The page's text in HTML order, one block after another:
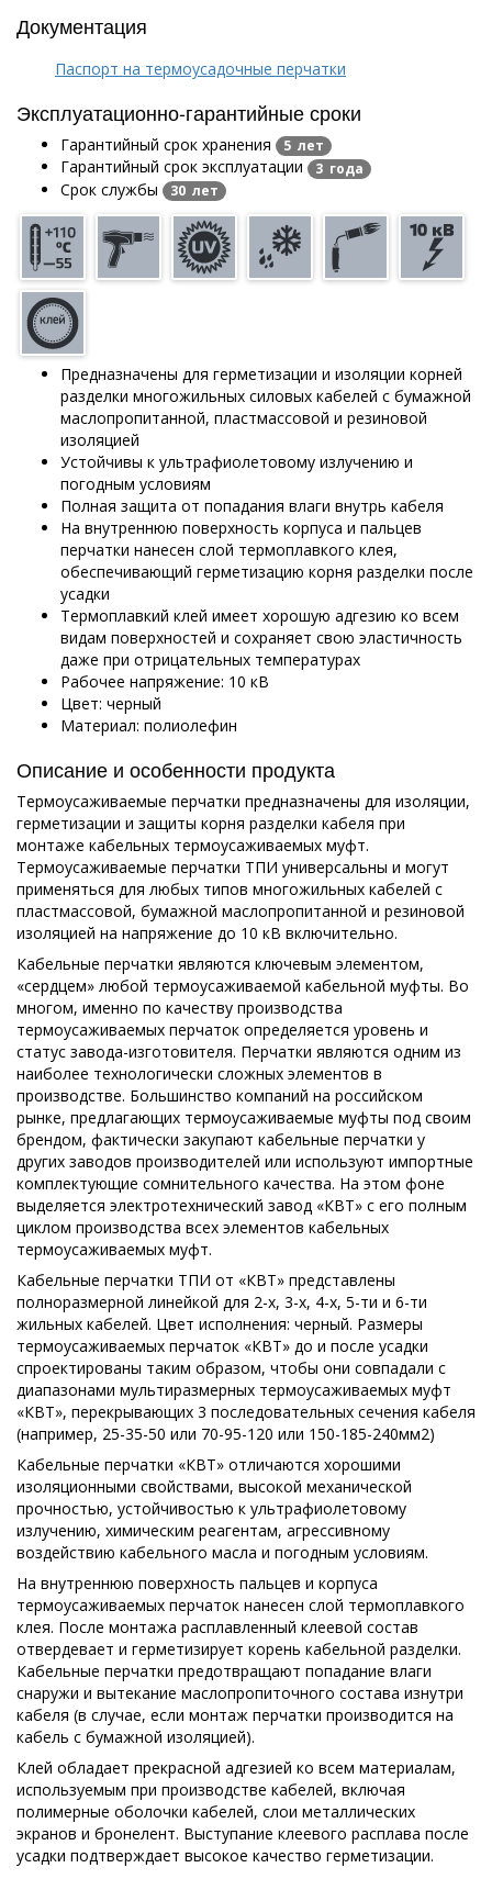
Документация
Паспорт на термоусадочные перчатки
Эксплуатационно-гарантийные сроки
Гарантийный срок хранения 5 лет
Гарантийный срок эксплуатации 3 года
Срок службы 30 лет
Предназначены для герметизации и изоляции корней
разделки многожильных силовых кабелей с бумажной
маслопропитанной, пластмассовой и резиновой
изоляцией
Устойчивы к ультрафиолетовому излучению и
погодным условиям
Полная защита от попадания влаги внутрь кабеля
На внутреннюю поверхность корпуса и пальцев
перчатки нанесен слой термоплавкого клея,
обеспечивающий герметизацию корня разделки после
усадки
Термоплавкий клей имеет хорошую адгезию ко всем
видам поверхностей и сохраняет свою эластичность
даже при отрицательных температурах
Рабочее напряжение: 10 кВ
Цвет: черный
Материал: полиолефин
Описание и особенности продукта
Термоусаживаемые перчатки предназначены для изоляции,
герметизации и защиты корня разделки кабеля при
монтаже кабельных термоусаживаемых муфт.
Термоусаживаемые перчатки ТПИ универсальны и могут
применяться для любых типов многожильных кабелей с
пластмассовой, бумажной маслопропитанной и резиновой
изоляцией на напряжение до 10 кВ включительно.
Кабельные перчатки являются ключевым элементом,
«сердцем» любой термоусаживаемой кабельной муфты. Во
многом, именно по качеству производства
термоусаживаемых перчаток определяется уровень и
статус завода-изготовителя. Перчатки являются одним из
наиболее технологически сложных элементов в
производстве. Большинство компаний на российском
рынке, предлагающих термоусаживаемые муфты под своим
брендом, фактически закупают кабельные перчатки у
других заводов производителей или используют импортные
комплектующие сомнительного качества. На этом фоне
выделяется электротехнический завод «КВТ» с его полным
циклом производства всех элементов кабельных
термоусаживаемых муфт.
Кабельные перчатки ТПИ от «КВТ» представлены
полноразмерной линейкой для 2-х, 3-х, 4-х, 5-ти и 6-ти
жильных кабелей. Цвет исполнения: черный. Размеры
термоусаживаемых перчаток «КВТ» до и после усадки
спроектированы таким образом, чтобы они совпадали с
диапазонами мультиразмерных термоусаживаемых муфт
«КВТ», перекрывающих 3 последовательных сечения кабеля
(например, 25-35-50 или 70-95-120 или 150-185-240мм2)
Кабельные перчатки «КВТ» отличаются хорошими
изоляционными свойствами, высокой механической
прочностью, устойчивостью к ультрафиолетовому
излучению, химическим реагентам, агрессивному
воздействию кабельного масла и погодным условиям.
На внутреннюю поверхность пальцев и корпуса
термоусаживаемых перчаток нанесен слой термоплавкого
клея. После монтажа расплавленный клеевой состав
отвердевает и герметизирует корень кабельной разделки.
Кабельные перчатки предотвращают попадание влаги
снаружи и вытекание маслопропиточного состава изнутри
кабеля (в случае, если монтаж перчатки производится на
кабель с бумажной изоляцией).
Клей обладает прекрасной адгезией ко всем материалам,
используемым при производстве кабелей, включая
полимерные оболочки кабелей, слои металлических
экранов и бронелент. Выступание клеевого расплава после
усадки подтверждает высокое качество герметизации.